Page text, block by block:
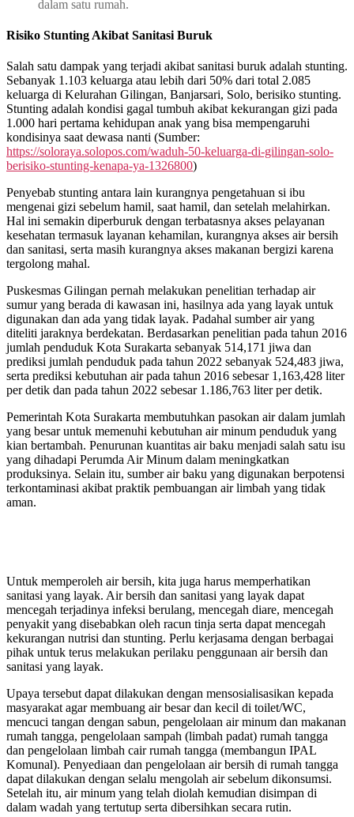
dalam satu rumah.
Risiko Stunting Akibat Sanitasi Buruk
Salah satu dampak yang terjadi akibat sanitasi buruk adalah stunting.
Sebanyak 1.103 keluarga atau lebih dari 50% dari total 2.085
keluarga di Kelurahan Gilingan, Banjarsari, Solo, berisiko stunting.
Stunting adalah kondisi gagal tumbuh akibat kekurangan gizi pada
1.000 hari pertama kehidupan anak yang bisa mempengaruhi
kondisinya saat dewasa nanti (Sumber:
https://soloraya.solopos.com/waduh-50-keluarga-di-gilingan-solo-
berisiko-stunting-kenapa-ya-1326800)
Penyebab stunting antara lain kurangnya pengetahuan si ibu
mengenai gizi sebelum hamil, saat hamil, dan setelah melahirkan.
Hal ini semakin diperburuk dengan terbatasnya akses pelayanan
kesehatan termasuk layanan kehamilan, kurangnya akses air bersih
dan sanitasi, serta masih kurangnya akses makanan bergizi karena
tergolong mahal.
Puskesmas Gilingan pernah melakukan penelitian terhadap air
sumur yang berada di kawasan ini, hasilnya ada yang layak untuk
digunakan dan ada yang tidak layak. Padahal sumber air yang
diteliti jaraknya berdekatan. Berdasarkan penelitian pada tahun 2016
jumlah penduduk Kota Surakarta sebanyak 514,171 jiwa dan
prediksi jumlah penduduk pada tahun 2022 sebanyak 524,483 jiwa,
serta prediksi kebutuhan air pada tahun 2016 sebesar 1,163,428 liter
per detik dan pada tahun 2022 sebesar 1.186,763 liter per detik.
Pemerintah Kota Surakarta membutuhkan pasokan air dalam jumlah
yang besar untuk memenuhi kebutuhan air minum penduduk yang
kian bertambah. Penurunan kuantitas air baku menjadi salah satu isu
yang dihadapi Perumda Air Minum dalam meningkatkan
produksinya. Selain itu, sumber air baku yang digunakan berpotensi
terkontaminasi akibat praktik pembuangan air limbah yang tidak
aman.
Untuk memperoleh air bersih, kita juga harus memperhatikan
sanitasi yang layak. Air bersih dan sanitasi yang layak dapat
mencegah terjadinya infeksi berulang, mencegah diare, mencegah
penyakit yang disebabkan oleh racun tinja serta dapat mencegah
kekurangan nutrisi dan stunting. Perlu kerjasama dengan berbagai
pihak untuk terus melakukan perilaku penggunaan air bersih dan
sanitasi yang layak.
Upaya tersebut dapat dilakukan dengan mensosialisasikan kepada
masyarakat agar membuang air besar dan kecil di toilet/WC,
mencuci tangan dengan sabun, pengelolaan air minum dan makanan
rumah tangga, pengelolaan sampah (limbah padat) rumah tangga
dan pengelolaan limbah cair rumah tangga (membangun IPAL
Komunal). Penyediaan dan pengelolaan air bersih di rumah tangga
dapat dilakukan dengan selalu mengolah air sebelum dikonsumsi.
Setelah itu, air minum yang telah diolah kemudian disimpan di
dalam wadah yang tertutup serta dibersihkan secara rutin.